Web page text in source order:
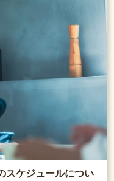
スケジュールについ